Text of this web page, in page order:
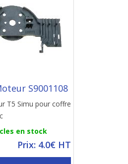
S9001108
T5 Simu pour coffre
en stock
Prix: 4.0€ HT